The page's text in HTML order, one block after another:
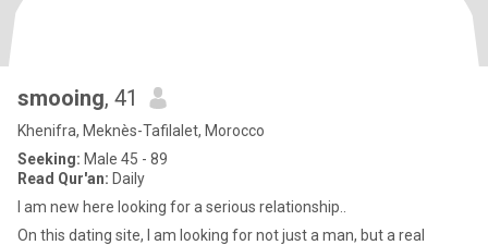
smooing, 41
Khenifra, Meknès-Tafilalet, Morocco
Seeking: Male 45 - 89
Read Qur'an: Daily
I am new here looking for a serious relationship..
On this dating site, I am looking for not just a man, but a real